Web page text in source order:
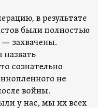
в результате
были полностью
— захвачены.
сознательно
не
войны.
у нас, мы их всех